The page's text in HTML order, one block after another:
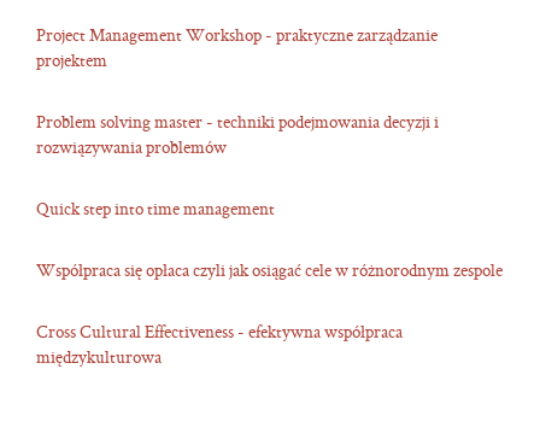
Project Management Workshop - praktyczne zarządzanie
projektem
Problem solving master - techniki podejmowania decyzji i
rozwiązywania problemów
Quick step into time management
Współpraca się opłaca czyli jak osiągać cele w różnorodnym zespole
Cross Cultural Effectiveness - efektywna współpraca
międzykulturowa